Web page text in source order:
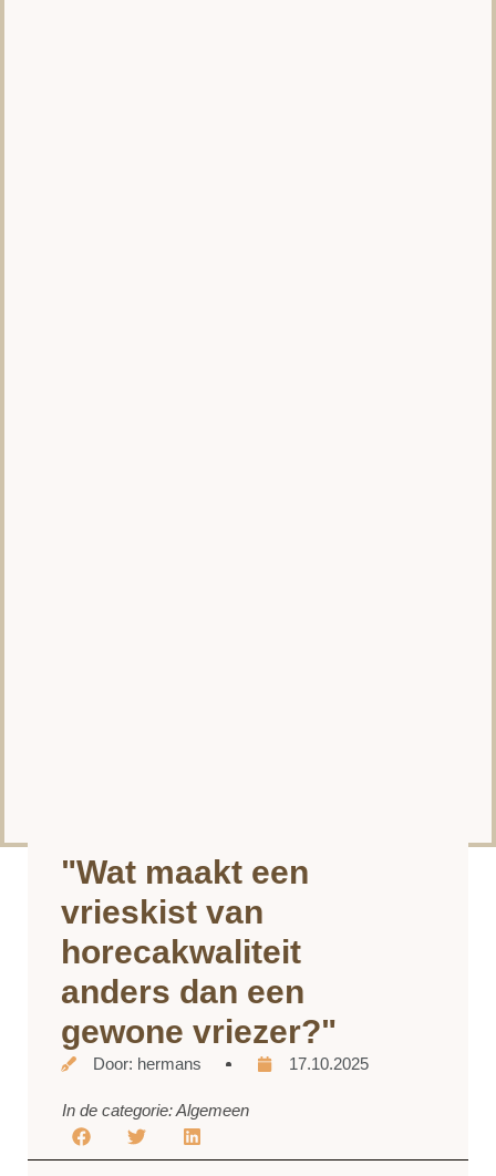
"Wat maakt een
vrieskist van
horecakwaliteit
anders dan een
gewone vriezer?"
Door: hermans 17.10.2025
In de categorie:Algemeen